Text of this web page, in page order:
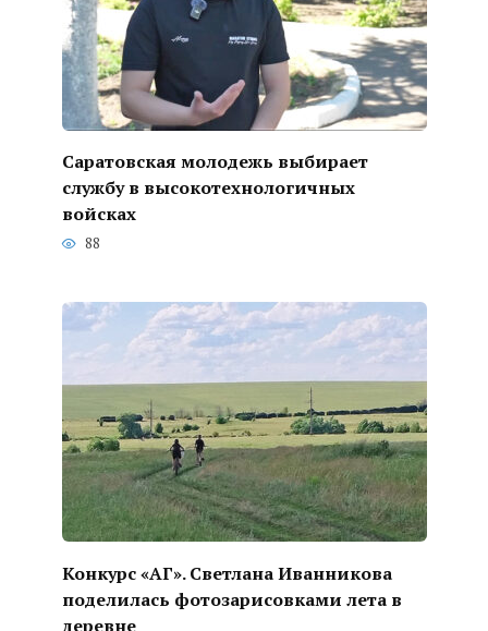
Саратовская молодежь выбирает
службу в высокотехнологичных
войсках
88
Конкурс «АГ». Светлана Иванникова
поделилась фотозарисовками лета в
деревне